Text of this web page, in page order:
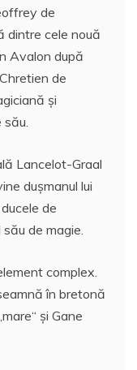
de
dintre cele nouă
Avalon după
de
și
Lancelot-Graal
dușmanul lui
de
de magie.
complex.
în bretonă
și Gane